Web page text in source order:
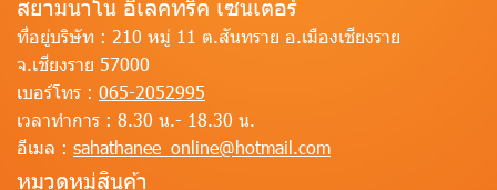
ที่อยู่บริษัท : 210 หมู่ 11 ต.สันทราย อ.เมืองเชียงราย
จ.เชียงราย 57000
เบอร์โทร : 065-2052995
เวลาทำการ : 8.30 น.- 18.30 น.
อีเมล : sahathanee_online@hotmail.com
หมวดหมู่สินค้า